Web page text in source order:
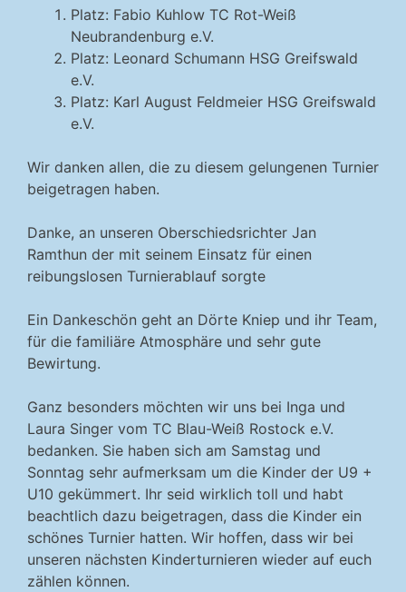
Platz: Fabio Kuhlow TC Rot-Weiß
Neubrandenburg e.V.
Platz: Leonard Schumann HSG Greifswald
e.V.
Platz: Karl August Feldmeier HSG Greifswald
e.V.
Wir danken allen, die zu diesem gelungenen Turnier
beigetragen haben.
Danke, an unseren Oberschiedsrichter Jan
Ramthun der mit seinem Einsatz für einen
reibungslosen Turnierablauf sorgte
Ein Dankeschön geht an Dörte Kniep und ihr Team,
für die familiäre Atmosphäre und sehr gute
Bewirtung.
Ganz besonders möchten wir uns bei Inga und
Laura Singer vom TC Blau-Weiß Rostock e.V.
bedanken. Sie haben sich am Samstag und
Sonntag sehr aufmerksam um die Kinder der U9 +
U10 gekümmert. Ihr seid wirklich toll und habt
beachtlich dazu beigetragen, dass die Kinder ein
schönes Turnier hatten. Wir hoffen, dass wir bei
unseren nächsten Kinderturnieren wieder auf euch
zählen können.